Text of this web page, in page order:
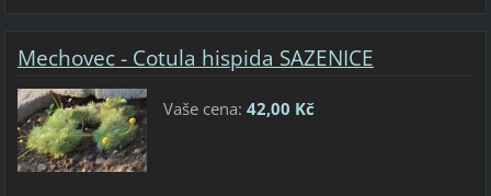
Mechovec - Cotula hispida SAZENICE
Vaše cena: 42,00 Kč